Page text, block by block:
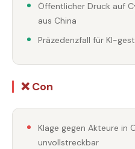
Öffentlicher Druck auf
aus China
Präzedenzfall für KI-
❌ Con
Klage gegen Akteure in
unvollstreckbar